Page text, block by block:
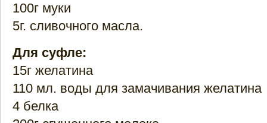
100г муки
5г. сливочного масла.
Для суфле:
15г желатина
110 мл. воды для замачивания желатина
4 белка